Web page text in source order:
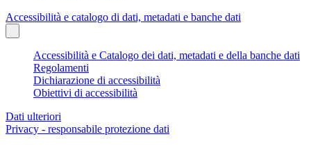
Accessibilità e catalogo di dati, metadati e banche dati
Accessibilità e Catalogo dei dati, metadati e della banche dati
Regolamenti
Dichiarazione di accessibilità
Obiettivi di accessibilità
Dati ulteriori
Privacy - responsabile protezione dati